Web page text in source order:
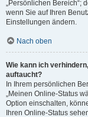
„Persönlichen Bereich“;
wenn Sie auf Ihren
Einstellungen ändern.
Nach oben
Wie kann ich
auftaucht?
In Ihrem persönlichen
„Meinen Online-Status
Option einschalten,
Ihren Online-Status